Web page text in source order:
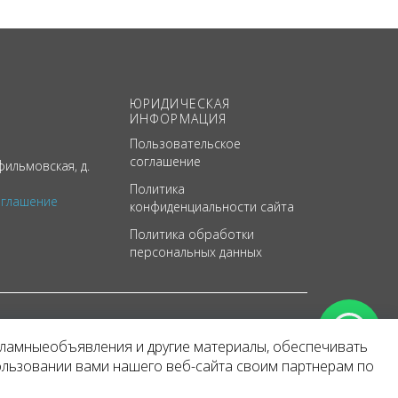
д.
ЮРИДИЧЕСКАЯ
ИНФОРМАЦИЯ
Пользовательское
соглашение
Политика
конфиденциальности сайта
Политика обработки
персональных данных
и другие материалы, обеспечивать
вами нашего веб-сайта своим партнерам по